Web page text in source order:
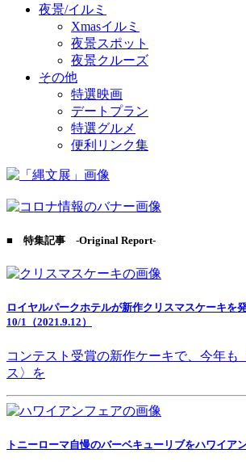
夜景/イルミ
Xmasイルミ
夜景スポット
夜景クルーズ
その他
特選映画
デートプラン
特選グルメ
便利リンク集
■ 特集記事 -Original Report-
ロイヤルパークホテルが新作クリスマスケーキを
10/1（2021.9.12）
コンテスト受賞の新作ケーキで、今年も
ス〉を
トニーローマ自慢のバーベキューリブをハワイア